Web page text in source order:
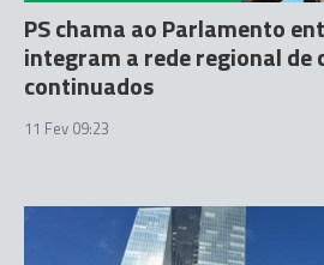
PS chama ao Parlamento
integram a rede regional de
continuados
11 Fev 09:23